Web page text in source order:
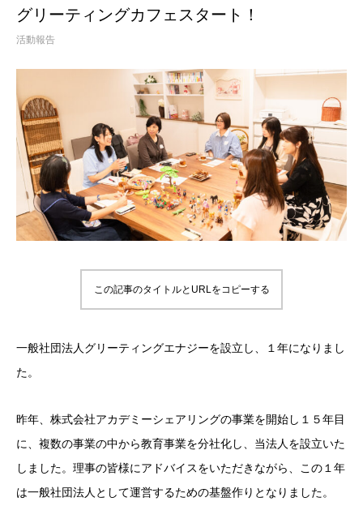
グリーティングカフェスタート！
活動報告
この記事のタイトルとURLをコピーする
一般社団法人グリーティングエナジーを設立し、１年になりまし
た。
昨年、株式会社アカデミーシェアリングの事業を開始し１５年目
に、複数の事業の中から教育事業を分社化し、当法人を設立いた
しました。理事の皆様にアドバイスをいただきながら、この１年
は一般社団法人として運営するための基盤作りとなりました。